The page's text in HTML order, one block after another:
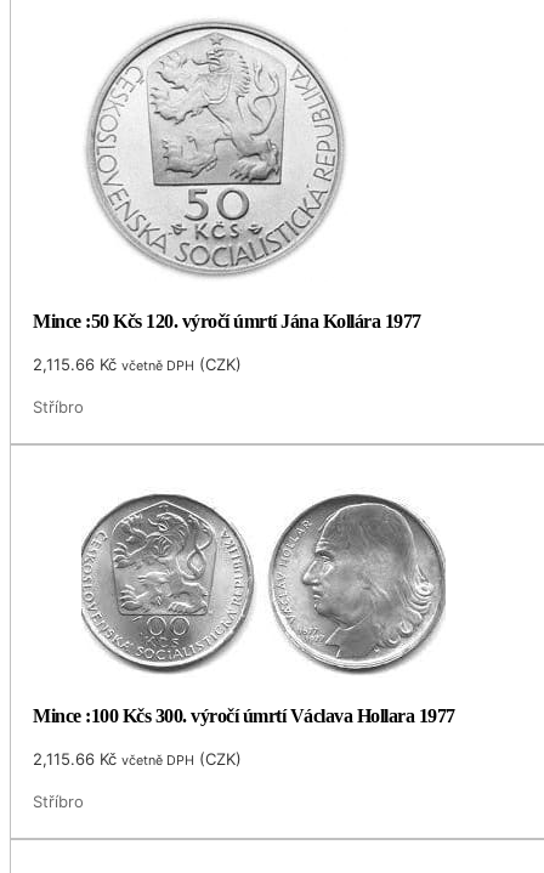
Mince :50 Kčs 120. výročí úmrtí Jána Kollára 1977
2,115.66 Kč včetně DPH (CZK)
Stříbro
Mince :100 Kčs 300. výročí úmrtí Václava Hollara 1977
2,115.66 Kč včetně DPH (CZK)
Stříbro